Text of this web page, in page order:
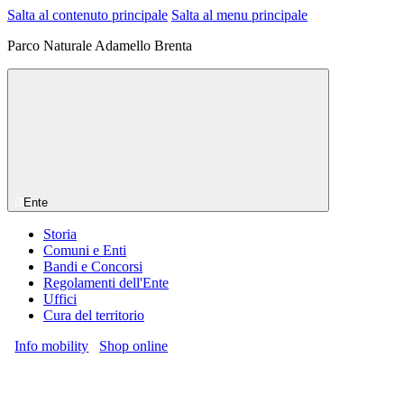
Salta al contenuto principale Salta al menu principale
Parco Naturale Adamello Brenta
Ente
Storia
Comuni e Enti
Bandi e Concorsi
Regolamenti dell'Ente
Uffici
Cura del territorio
Info mobility
Shop online